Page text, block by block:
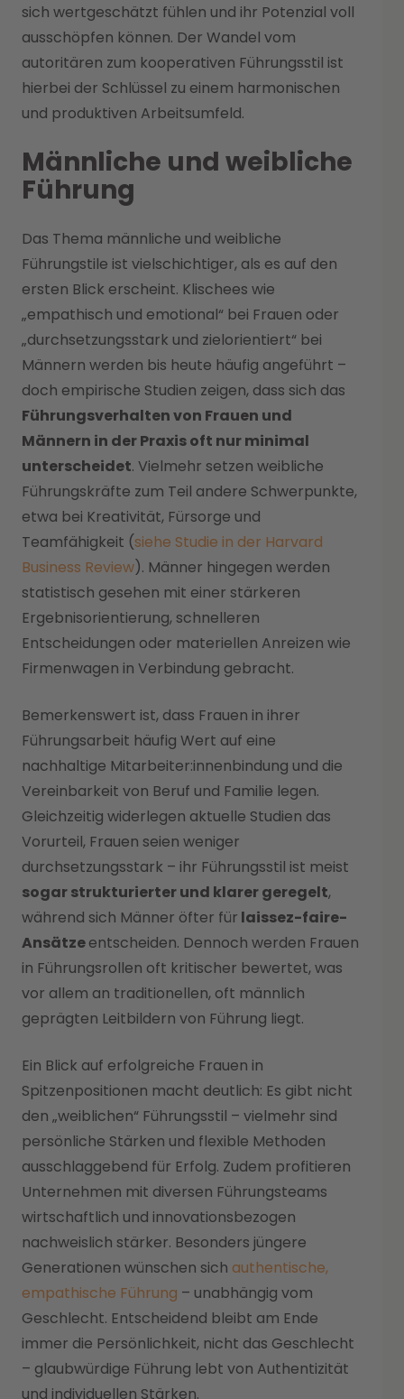
sich wertgeschätzt fühlen und ihr Potenzial voll
ausschöpfen können. Der Wandel vom
autoritären zum kooperativen Führungsstil ist
hierbei der Schlüssel zu einem harmonischen
und produktiven Arbeitsumfeld.
Männliche und weibliche
Führung
Das Thema männliche und weibliche
Führungstile ist vielschichtiger, als es auf den
ersten Blick erscheint. Klischees wie
„empathisch und emotional“ bei Frauen oder
„durchsetzungsstark und zielorientiert“ bei
Männern werden bis heute häufig angeführt –
doch empirische Studien zeigen, dass sich das
Führungsverhalten von Frauen und
Männern in der Praxis oft nur minimal
unterscheidet. Vielmehr setzen weibliche
Führungskräfte zum Teil andere Schwerpunkte,
etwa bei Kreativität, Fürsorge und
Teamfähigkeit (siehe Studie in der Harvard
Business Review). Männer hingegen werden
statistisch gesehen mit einer stärkeren
Ergebnisorientierung, schnelleren
Entscheidungen oder materiellen Anreizen wie
Firmenwagen in Verbindung gebracht.
Bemerkenswert ist, dass Frauen in ihrer
Führungsarbeit häufig Wert auf eine
nachhaltige Mitarbeiter:innenbindung und die
Vereinbarkeit von Beruf und Familie legen.
Gleichzeitig widerlegen aktuelle Studien das
Vorurteil, Frauen seien weniger
durchsetzungsstark – ihr Führungsstil ist meist
sogar strukturierter und klarer geregelt,
während sich Männer öfter für laissez-faire-
Ansätzeentscheiden. Dennoch werden Frauen
in Führungsrollen oft kritischer bewertet, was
vor allem an traditionellen, oft männlich
geprägten Leitbildern von Führung liegt.
Ein Blick auf erfolgreiche Frauen in
Spitzenpositionen macht deutlich: Es gibt nicht
den „weiblichen“ Führungsstil – vielmehr sind
persönliche Stärken und flexible Methoden
ausschlaggebend für Erfolg. Zudem profitieren
Unternehmen mit diversen Führungsteams
wirtschaftlich und innovationsbezogen
nachweislich stärker. Besonders jüngere
Generationen wünschen sich authentische,
empathische Führung – unabhängig vom
Geschlecht. Entscheidend bleibt am Ende
immer die Persönlichkeit, nicht das Geschlecht
– glaubwürdige Führung lebt von Authentizität
und individuellen Stärken.